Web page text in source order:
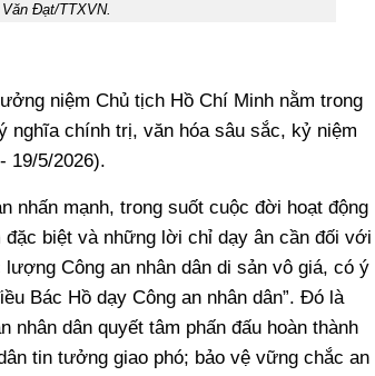
Đạt/TTXVN.
niệm Chủ tịch Hồ Chí Minh nằm trong
nghĩa chính trị, văn hóa sâu sắc, kỷ niệm
19/5/2026).
nhấn mạnh, trong suốt cuộc đời hoạt động
biệt và những lời chỉ dạy ân cần đối với
Công an nhân dân di sản vô giá, có ý
Bác Hồ dạy Công an nhân dân”. Đó là
dân quyết tâm phấn đấu hoàn thành
tin tưởng giao phó; bảo vệ vững chắc an